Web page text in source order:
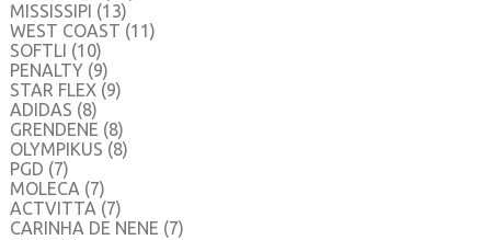
MISSISSIPI (13)
WEST COAST (11)
SOFTLI (10)
PENALTY (9)
STAR FLEX (9)
ADIDAS (8)
GRENDENE (8)
OLYMPIKUS (8)
PGD (7)
MOLECA (7)
ACTVITTA (7)
CARINHA DE NENE (7)